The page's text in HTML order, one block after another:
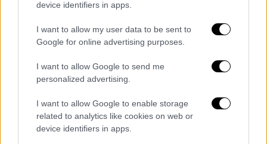
device identifiers in apps.
I want to allow my user data to be sent to
Google for online advertising purposes.
I want to allow Google to send me
personalized advertising.
I want to allow Google to enable storage
related to analytics like cookies on web or
device identifiers in apps.
να μην περιμέναμε να το πάρουμε από την
πρώτη χρονιά, αλλά τα καταφέραμε. Με τη
Μακάμπι υποφέραμε, αλλά αποδείξαμε εδώ
στο Final 4 πως είμαστε η καλύτερη ομάδα
και με 15 τον τελικό».
«Ο Αταμάν είναι ο ηγέτης»